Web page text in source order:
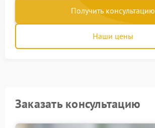
Получить консультацию
Наши цены
Заказать консультацию